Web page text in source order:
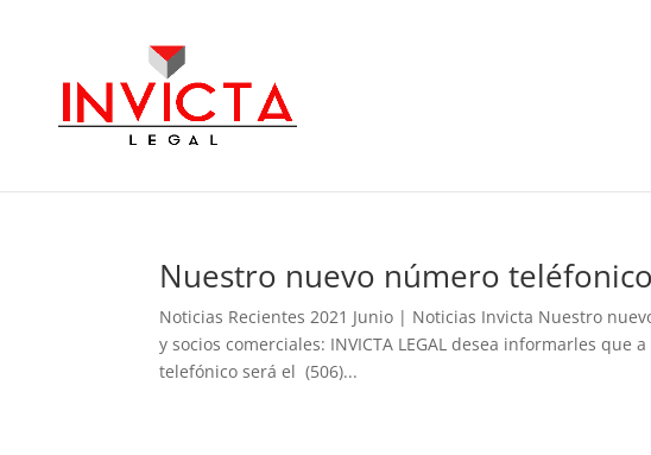
Nuestro nuevo número teléfonico
Noticias Recientes 2021 Junio | Noticias Invicta Nuestro
y socios comerciales: INVICTA LEGAL desea informarles
telefónico será el (506)...